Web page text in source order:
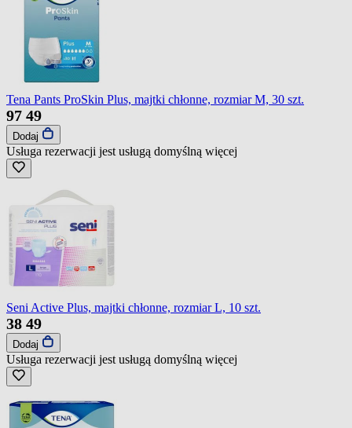
Tena Pants ProSkin Plus, majtki chłonne, rozmiar M, 30 szt.
97 49
Dodaj
Usługa rezerwacji jest usługą domyślną więcej
Seni Active Plus, majtki chłonne, rozmiar L, 10 szt.
38 49
Dodaj
Usługa rezerwacji jest usługą domyślną więcej